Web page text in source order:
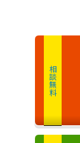
相談無料